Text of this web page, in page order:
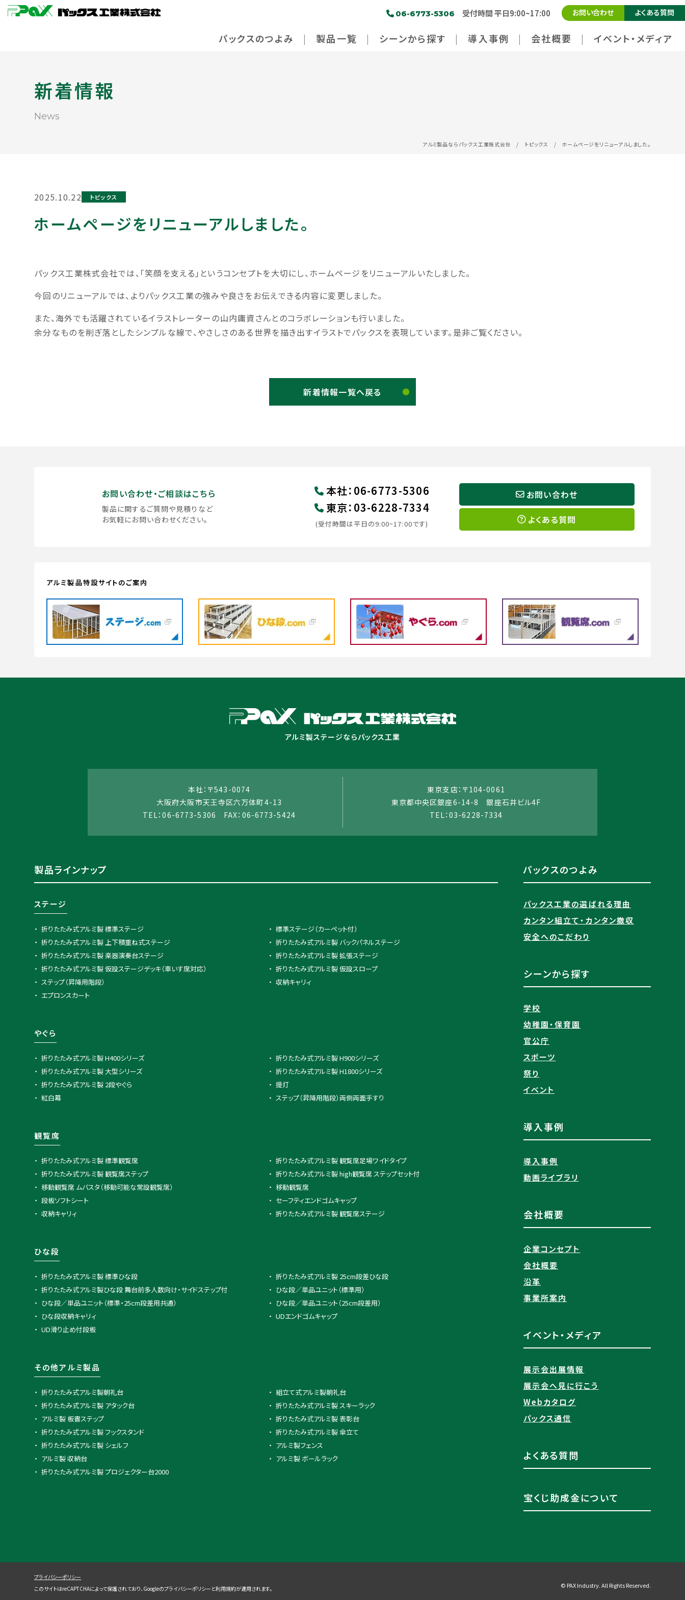
パックスのつよみ 製品一覧 シーンから探す 導入事例 会社概要 イベント・メディア
06-6773-5306 受付時間 平日9:00~17:00 お問い合わせ よくある質問
新着情報
News
アルミ製品ならパックス工業株式会社 / トピックス / ホームページをリニューアルしました。
2025.10.22 トピックス
ホームページをリニューアルしました。
パックス工業株式会社では、「笑顔を支える」というコンセプトを大切にし、ホームページをリニューアルいたしました。
今回のリニューアルでは、よりパックス工業の強みや良さをお伝えできる内容に変更しました。
また、海外でも活躍されているイラストレーターの山内庸資さんとのコラボレーションも行いました。
余分なものを削ぎ落としたシンプルな線で、やさしさのある世界を描き出すイラストでパックスを表現しています。是非ご覧ください。
新着情報一覧へ戻る
お問い合わせ・ご相談はこちら
製品に関するご質問や見積りなど
お気軽にお問い合わせください。
本社： 06-6773-5306
東京： 03-6228-7334
(受付時間は平日の9:00~17:00です)
お問い合わせ
よくある質問
アルミ製品特設サイトのご案内
アルミ製ステージならパックス工業
本社：〒543-0074
大阪府大阪市天王寺区六万体町4-13
TEL：06-6773-5306 FAX：06-6773-5424
東京支店：〒104-0061
東京都中央区銀座6-14-8 銀座石井ビル4F
TEL：03-6228-7334
製品ラインナップ
ステージ
折りたたみ式アルミ製 標準ステージ
標準ステージ（カーペット付）
折りたたみ式アルミ製 上下積重ね式ステージ
折りたたみ式アルミ製 バックパネルステージ
折りたたみ式アルミ製 楽器演奏台ステージ
折りたたみ式アルミ製 拡張ステージ
折りたたみ式アルミ製 仮設ステージデッキ（車いす席対応）
折りたたみ式アルミ製 仮設スロープ
ステップ（昇降用階段）
収納キャリィ
エプロンスカート
やぐら
折りたたみ式アルミ製 H400シリーズ
折りたたみ式アルミ製 H900シリーズ
折りたたみ式アルミ製 大型シリーズ
折りたたみ式アルミ製 H1800シリーズ
折りたたみ式アルミ製 2段やぐら
提灯
紅白幕
ステップ（昇降用階段）両側両面手すり
観覧席
折りたたみ式アルミ製 標準観覧席
折りたたみ式アルミ製 観覧席足場ワイドタイプ
折りたたみ式アルミ製 観覧席ステップ
折りたたみ式アルミ製 high観覧席 ステップセット付
移動観覧席 ムバスタ（移動可能な常設観覧席）
移動観覧席
段板ソフトシート
セーフティエンドゴムキャップ
収納キャリィ
折りたたみ式アルミ製 観覧席ステージ
ひな段
折りたたみ式アルミ製 標準ひな段
折りたたみ式アルミ製 25cm段差ひな段
折りたたみ式アルミ製ひな段 舞台前多人数向け・サイドステップ付
ひな段／単品ユニット（標準用）
ひな段／単品ユニット（標準・25cm段差用共通）
ひな段／単品ユニット（25cm段差用）
ひな段収納キャリィ
UDエンドゴムキャップ
UD滑り止め付段板
その他アルミ製品
折りたたみ式アルミ製朝礼台
組立て式アルミ製朝礼台
折りたたみ式アルミ製 アタック台
折りたたみ式アルミ製 スキーラック
アルミ製 板書ステップ
折りたたみ式アルミ製 表彰台
折りたたみ式アルミ製 フックスタンド
折りたたみ式アルミ製 傘立て
折りたたみ式アルミ製 シェルフ
アルミ製フェンス
アルミ製 収納台
アルミ製 ボールラック
折りたたみ式アルミ製 プロジェクター台2000
パックスのつよみ
パックス工業の選ばれる理由​
カンタン組立て・カンタン撤収
安全へのこだわり
シーンから探す
学校
幼稚園・保育園
官公庁
スポーツ
祭り
イベント
導入事例
導入事例
動画ライブラリ
会社概要
企業コンセプト
会社概要
沿革
事業所案内
イベント・メディア
展示会出展情報
展示会へ見に行こう
Webカタログ
パックス通信
よくある質問
宝くじ助成金について
プライバシーポリシー
このサイトはreCAPTCHAによって保護されており、Googleのプライバシーポリシー と利用規約が適用されます。 © PAX Industry. All Rights Reserved.